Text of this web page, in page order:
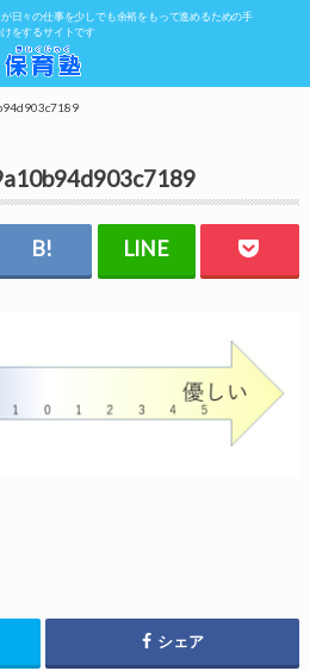
日々の仕事を少しでも余裕をもって進めるための手
をするサイトです
シェア